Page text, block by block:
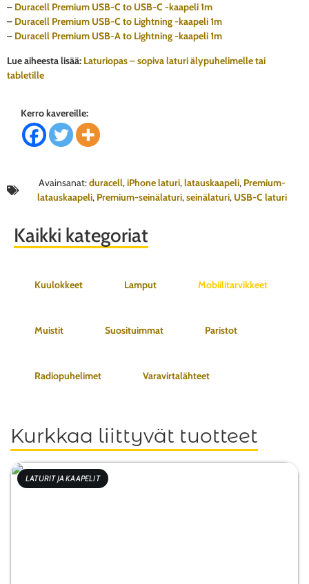
– Duracell Premium USB-C to USB-C -kaapeli 1m
– Duracell Premium USB-C to Lightning -kaapeli 1m
– Duracell Premium USB-A to Lightning -kaapeli 1m
Lue aiheesta lisää: Laturiopas – sopiva laturi älypuhelimelle tai
tabletille
Kerro kavereille:
Avainsanat:duracell,iPhone laturi,latauskaapeli, Premium-
latauskaapeli, Premium-seinälaturi,seinälaturi, USB-C laturi
Kaikki kategoriat
Kuulokkeet Lamput Mobiilitarvikkeet
Muistit Suosituimmat Paristot
Radiopuhelimet Varavirtalähteet
Kurkkaa liittyvät tuotteet
LATURIT JA KAAPELIT